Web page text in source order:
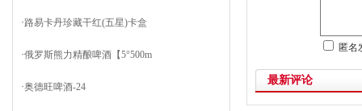
·路易卡丹珍藏干红(五星)卡盒
·俄罗斯熊力精酿啤酒【5°500m
·奥德旺啤酒-24
匿
最新评论